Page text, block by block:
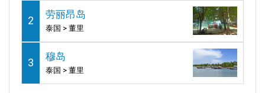
2
劳丽昂岛
泰国 > 董里
3
穆岛
泰国 > 董里